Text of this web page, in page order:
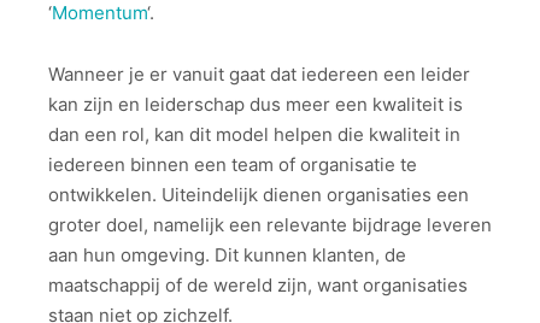
‘Momentum‘.
Wanneer je er vanuit gaat dat iedereen een leider
kan zijn en leiderschap dus meer een kwaliteit is
dan een rol, kan dit model helpen die kwaliteit in
iedereen binnen een team of organisatie te
ontwikkelen. Uiteindelijk dienen organisaties een
groter doel, namelijk een relevante bijdrage leveren
aan hun omgeving. Dit kunnen klanten, de
maatschappij of de wereld zijn, want organisaties
staan niet op zichzelf.